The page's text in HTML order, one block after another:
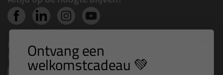
Nieuws, tips en exclusieve deals rechtstreeks in je
inbox Ontvang een
welkomstcadeau 💚